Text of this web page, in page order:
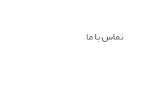
تماس با ما